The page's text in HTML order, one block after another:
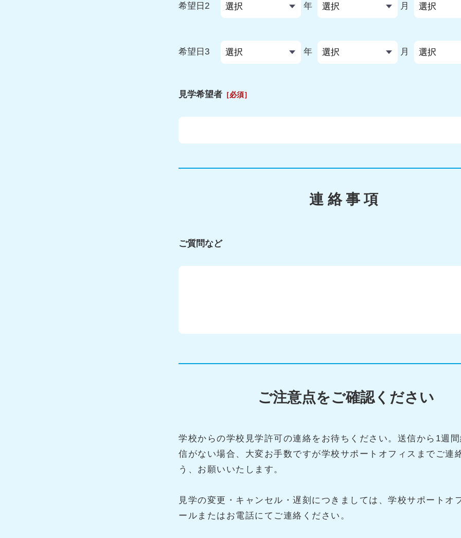
希望日2 年 月
希望日3 年 月
見学希望者 ［必須］
連絡事項
ご質問など
ご注意点をご確認ください
学校からの学校見学許可の連絡をお待ちください。送信から1週
信がない場合、大変お手数ですが学校サポートオフィスまでご連
う、お願いいたします。
見学の変更・キャンセル・遅刻につきましては、学校サポートオ
ールまたはお電話にてご連絡ください。